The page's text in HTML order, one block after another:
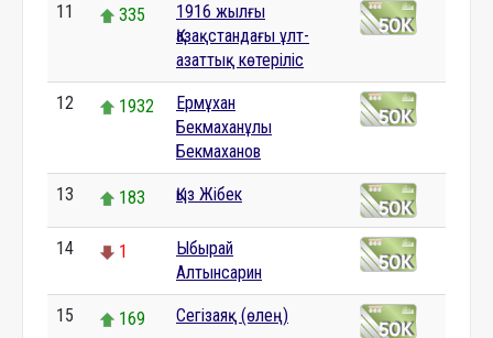
11 335
1916 жылғы
Қазақстандағы ұлт-
азаттық көтеріліс
12 1932
Ермұхан
Бекмаханұлы
Бекмаханов
13 183 Қыз Жібек
14 1
Ыбырай
Алтынсарин
15 169 Сегізаяқ (өлең)